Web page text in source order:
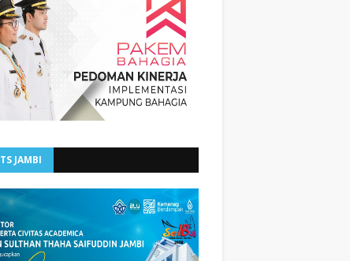
JAMBI